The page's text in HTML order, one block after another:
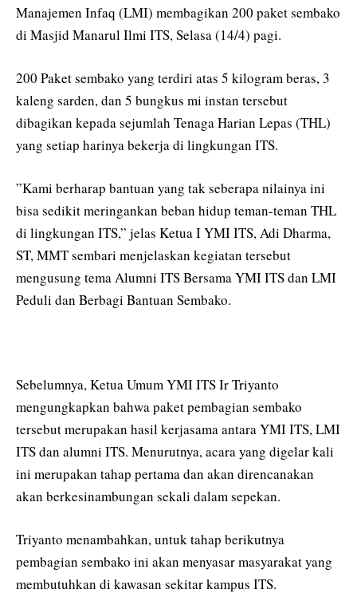
Manajemen Infaq (LMI) membagikan 200 paket sembako
di Masjid Manarul Ilmi ITS, Selasa (14/4) pagi.
200 Paket sembako yang terdiri atas 5 kilogram beras, 3
kaleng sarden, dan 5 bungkus mi instan tersebut
dibagikan kepada sejumlah Tenaga Harian Lepas (THL)
yang setiap harinya bekerja di lingkungan ITS.
”Kami berharap bantuan yang tak seberapa nilainya ini
bisa sedikit meringankan beban hidup teman-teman THL
di lingkungan ITS,” jelas Ketua I YMI ITS, Adi Dharma,
ST, MMT sembari menjelaskan kegiatan tersebut
mengusung tema Alumni ITS Bersama YMI ITS dan LMI
Peduli dan Berbagi Bantuan Sembako.
Sebelumnya, Ketua Umum YMI ITS Ir Triyanto
mengungkapkan bahwa paket pembagian sembako
tersebut merupakan hasil kerjasama antara YMI ITS, LMI
ITS dan alumni ITS. Menurutnya, acara yang digelar kali
ini merupakan tahap pertama dan akan direncanakan
akan berkesinambungan sekali dalam sepekan.
Triyanto menambahkan, untuk tahap berikutnya
pembagian sembako ini akan menyasar masyarakat yang
membutuhkan di kawasan sekitar kampus ITS.